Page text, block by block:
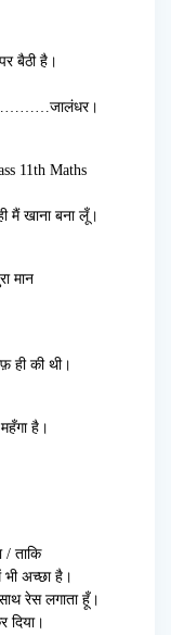
बैठी है।
11th Maths
खाना बना लूँ।
मान
ही की थी।
है।
/ ताकि
अच्छा है।
रेस लगाता हूँ।
दिया।